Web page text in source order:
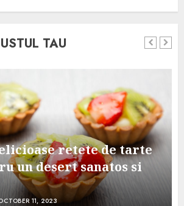
TAU
retete de tarte
un desert sanatos si
11, 2023